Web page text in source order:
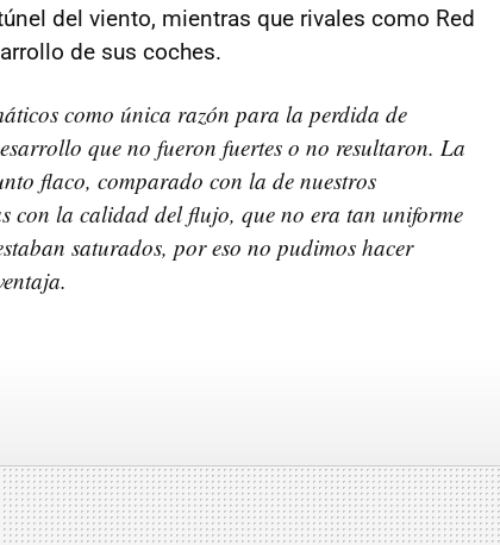
del viento, mientras que rivales como Red
de sus coches.
como única razón para la perdida de
que no fueron fuertes o no resultaron. La
flaco, comparado con la de nuestros
con la calidad del flujo, que no era tan uniforme
saturados, por eso no pudimos hacer